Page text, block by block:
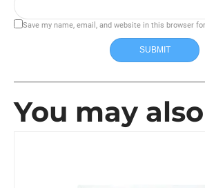
Save my name, email, and website in this browser
SUBMIT
You may